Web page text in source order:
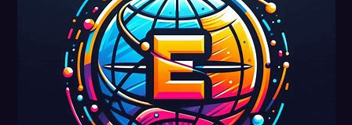
te
te